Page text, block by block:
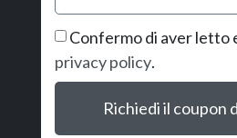
Confermo di aver letto
privacy policy.
Richiedi il coupon